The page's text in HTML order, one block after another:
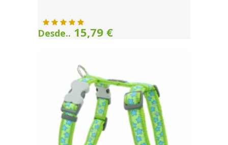
Desde.. 15,79 €